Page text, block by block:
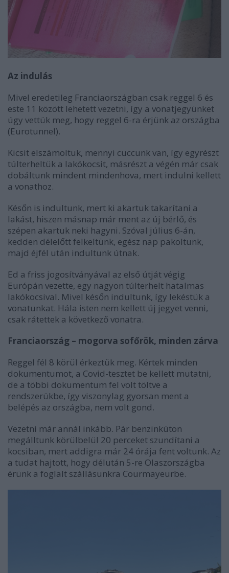
Az indulás
Mivel eredetileg Franciaországban csak reggel 6 és
este 11 között lehetett vezetni, így a vonatjegyünket
úgy vettük meg, hogy reggel 6-ra érjünk az országba
(Eurotunnel).
Kicsit elszámoltuk, mennyi cuccunk van, így egyrészt
túlterheltük a lakókocsit, másrészt a végén már csak
dobáltunk mindent mindenhova, mert indulni kellett
a vonathoz.
Későn is indultunk, mert ki akartuk takarítani a
lakást, hiszen másnap már ment az új bérlő, és
szépen akartuk neki hagyni. Szóval július 6-án,
kedden délelőtt felkeltünk, egész nap pakoltunk,
majd éjfél után indultunk útnak.
Ed a friss jogosítványával az első útját végig
Európán vezette, egy nagyon túlterhelt hatalmas
lakókocsival. Mivel későn indultunk, így lekéstük a
vonatunkat. Hála isten nem kellett új jegyet venni,
csak rátettek a következő vonatra.
Franciaország – mogorva sofőrök, minden zárva
Reggel fél 8 körül érkeztük meg. Kértek minden
dokumentumot, a Covid-tesztet be kellett mutatni,
de a többi dokumentum fel volt töltve a
rendszerükbe, így viszonylag gyorsan ment a
belépés az országba, nem volt gond.
Vezetni már annál inkább. Pár benzinkúton
megálltunk körülbelül 20 perceket szundítani a
kocsiban, mert addigra már 24 órája fent voltunk. Az
a tudat hajtott, hogy délután 5-re Olaszországba
érünk a foglalt szállásunkra Courmayeurbe.